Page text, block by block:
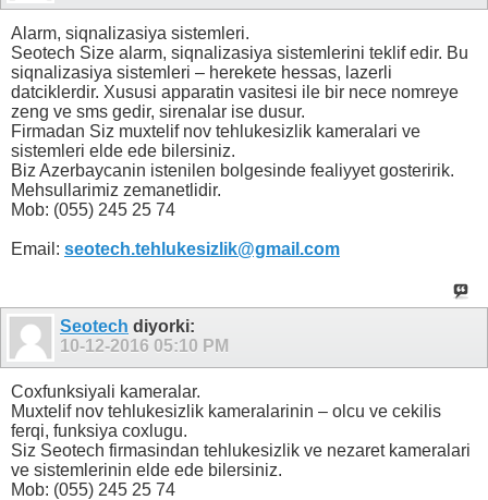
Alarm, siqnalizasiya sistemleri.
Seotech Size alarm, siqnalizasiya sistemlerini teklif edir. Bu
siqnalizasiya sistemleri – herekete hessas, lazerli
datciklerdir. Xususi apparatin vasitesi ile bir nece nomreye
zeng ve sms gedir, sirenalar ise dusur.
Firmadan Siz muxtelif nov tehlukesizlik kameralari ve
sistemleri elde ede bilersiniz.
Biz Azerbaycanin istenilen bolgesinde fealiyyet gosteririk.
Mehsullarimiz zemanetlidir.
Mob: (055) 245 25 74
Email: seotech.tehlukesizlik@gmail.com
Seotech diyorki:
10-12-2016 05:10 PM
Coxfunksiyali kameralar.
Muxtelif nov tehlukesizlik kameralarinin – olcu ve cekilis
ferqi, funksiya coxlugu.
Siz Seotech firmasindan tehlukesizlik ve nezaret kameralari
ve sistemlerinin elde ede bilersiniz.
Mob: (055) 245 25 74